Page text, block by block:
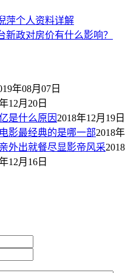
萍个人资料详解
政对房价有什么影响？
年08月07日
12月20日
是什么原因 2018年12月19日
影最经典的是哪一部2018
外出就餐尽显影帝风采
12月16日